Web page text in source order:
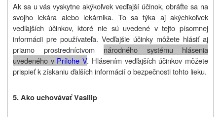
Ak sa u vás vyskytne akýkoľvek vedľajší účinok, obráťte sa na
svojho lekára alebo lekárnika. To sa týka aj akýchkoľvek
vedľajších účinkov, ktoré nie sú uvedené v tejto písomnej
informácii pre používateľa. Vedľajšie účinky môžete hlásiť aj
priamo prostredníctvom
národného systému hlásenia
uvedeného v Prílohe V. Hlásením vedľajších účinkov môžete
prispieť k získaniu ďalších informácií o bezpečnosti tohto lieku.
5. Ako uchovávaťVasilip